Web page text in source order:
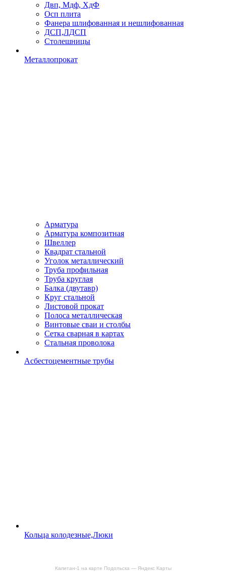
Капитан-1 на карте Подольска — Яндекс Карты
Двп, Мдф, ХдФ
Осп плита
Фанера шлифованная и нешлифованная
ДСП,ЛДСП
Столешницы
Металлопрокат
Арматура
Арматура композитная
Швеллер
Квадрат стальной
Уголок металлический
Труба профильная
Труба круглая
Балка (двутавр)
Круг стальной
Листовой прокат
Полоса металлическая
Винтовые сваи и столбы
Сетка сварная в картах
Стальная проволока
Асбестоцементные трубы
Кольца колодезные,Люки